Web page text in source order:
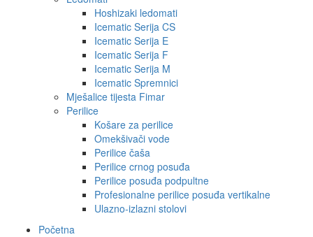
Hoshizaki ledomati
Icematic Serija CS
Icematic Serija E
Icematic Serija F
Icematic Serija M
Icematic Spremnici
Mješalice tijesta Fimar
Perilice
Košare za perilice
Omekšivači vode
Perilice čaša
Perilice crnog posuđa
Perilice posuđa podpultne
Profesionalne perilice posuđa vertikalne
Ulazno-izlazni stolovi
Početna